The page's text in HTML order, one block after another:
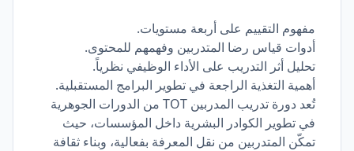
مفهوم التقييم على أربعة مستويات.
أدوات قياس رضا المتدربين وفهمهم للمحتوى.
تحليل أثر التدريب على الأداء الوظيفي نظرياً.
أهمية التغذية الراجعة في تطوير البرامج المستقبلية.
تُعد دورة تدريب المدربين TOT من الدورات الجوهرية
في تطوير الكوادر البشرية داخل المؤسسات، حيث
تمكّن المتدربين من نقل المعرفة بفعالية، وبناء ثقافة